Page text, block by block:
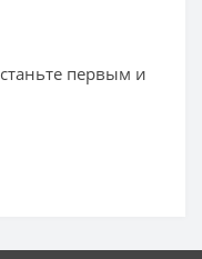
первым и